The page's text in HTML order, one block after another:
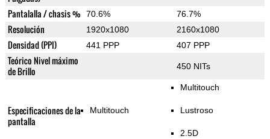
Pantalalla / chasis % 70.6% 76.7%
Resolución 1920x1080 2160x1080
Densidad (PPI) 441 PPP 407 PPP
Teórico Nivel máximo
de Brillo
450 NITs
Especificaciones de la
pantalla
Multitouch
Multitouch
Lustroso
2.5D